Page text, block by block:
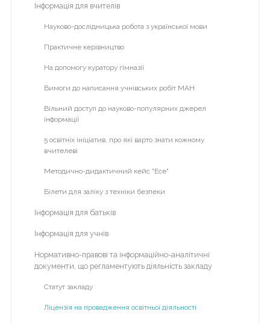
розкриття
Міжнародне партнерство
Участь у міжнародних проектах
Програма eTwinning Plus
Наша бібліотека
Кабінет психолога
Про психолога
Для батьків
Для вчителів
Для учнів
Відеоархів
Літній табір "Dream Country"
Альманах гімназії
Інформація для вчителів
Науково-дослідницька робота з української мови
Практичне керівництво
На допомогу куратору гімназії
Вимоги до написання учнівських робіт МАН
Вільний доступ до науково-популярних джерел
інформації
5 освітніх ініціатив, про які варто знати кожному
вчителеві
Методично-дидактичний кейс "Есе"
Білети для заліку з техніки безпеки
Інформація для батьків
Інформація для учнів
Нормативно-правові та інформаційно-аналітичні
документи, що регламентують діяльність закладу
Статут закладу
Ліцензія на провадження освітньої діяльності